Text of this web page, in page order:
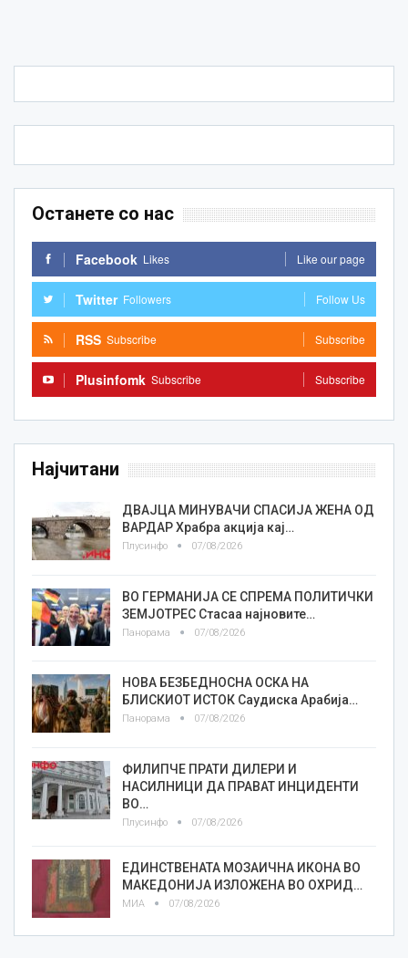
Останете со нас
Facebook Likes Like our page
Twitter Followers Follow Us
RSS Subscribe Subscribe
Plusinfomk Subscribe Subscribe
Најчитани
ДВАЈЦА МИНУВАЧИ СПАСИЈА ЖЕНА ОД
ВАРДАР Храбра акција кај…
Плусинфо 07/08/2026
ВО ГЕРМАНИЈА СЕ СПРЕМА ПОЛИТИЧКИ
ЗЕМЈОТРЕС Стасаа најновите…
Панорама 07/08/2026
НОВА БЕЗБЕДНОСНА ОСКА НА
БЛИСКИОТ ИСТОК Саудиска Арабија…
Панорама 07/08/2026
ФИЛИПЧЕ ПРАТИ ДИЛЕРИ И
НАСИЛНИЦИ ДА ПРАВАТ ИНЦИДЕНТИ
ВО…
Плусинфо 07/08/2026
ЕДИНСТВЕНАТА МОЗАИЧНА ИКОНА ВО
МАКЕДОНИЈА ИЗЛОЖЕНА ВО ОХРИД…
МИА 07/08/2026